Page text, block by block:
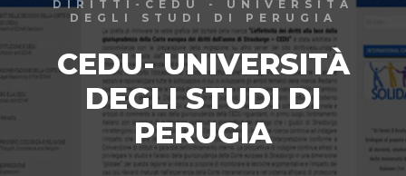
DIRITTI-CEDU - UNIVERSITÀ
DEGLI STUDI DI PERUGIA
CEDU- UNIVERSITÀ
DEGLI STUDI DI
PERUGIA